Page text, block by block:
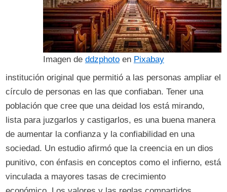
Imagen de ddzphotoen Pixabay
institución original que permitió a las personas ampliar el
círculo de personas en las que confiaban. Tener una
población que cree que una deidad los está mirando,
lista para juzgarlos y castigarlos, es una buena manera
de aumentar la confianza y la confiabilidad en una
sociedad. Un estudio afirmó que la creencia en un dios
punitivo, con énfasis en conceptos como el infierno, está
vinculada a mayores tasas de crecimiento